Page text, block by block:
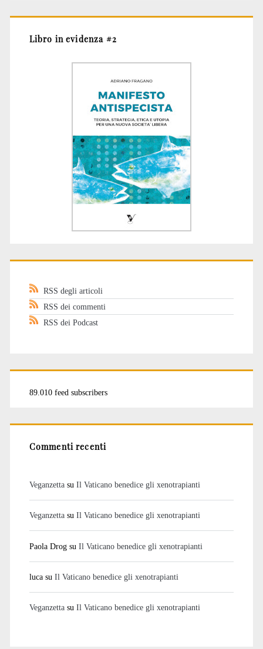
Libro in evidenza #2
RSS degli articoli
RSS dei commenti
RSS dei Podcast
89.010 feed subscribers
Commenti recenti
Veganzettasu Il Vaticano benedice gli xenotrapianti
Veganzettasu Il Vaticano benedice gli xenotrapianti
Paola Drogsu Il Vaticano benedice gli xenotrapianti
lucasu Il Vaticano benedice gli xenotrapianti
Veganzettasu Il Vaticano benedice gli xenotrapianti